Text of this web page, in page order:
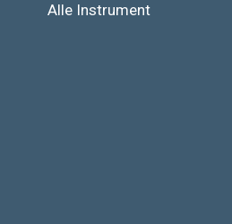
Alle Instrument